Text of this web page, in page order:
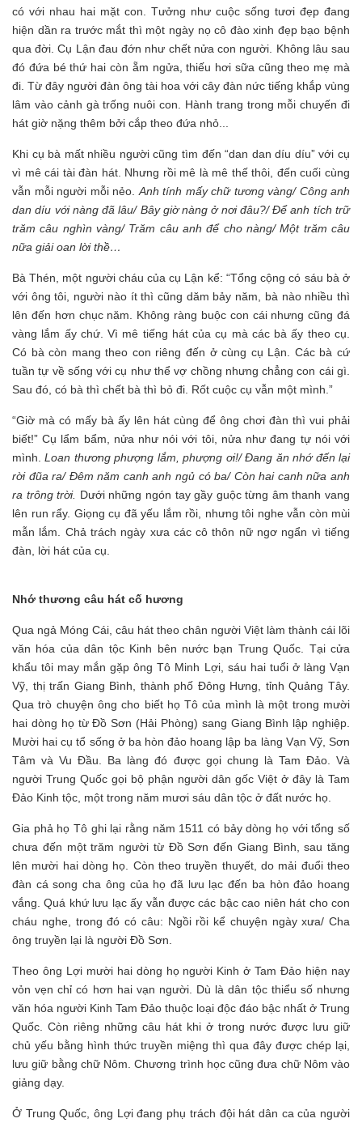
có với nhau hai mặt con. Tưởng như cuộc sống tươi đẹp đang
hiện dần ra trước mắt thì một ngày nọ cô đào xinh đẹp bạo bệnh
qua đời. Cụ Lận đau đớn như chết nửa con người. Không lâu sau
đó đứa bé thứ hai còn ẵm ngửa, thiếu hơi sữa cũng theo mẹ mà
đi. Từ đây người đàn ông tài hoa với cây đàn nức tiếng khắp vùng
lâm vào cảnh gà trống nuôi con. Hành trang trong mỗi chuyến đi
hát giờ nặng thêm bởi cắp theo đứa nhỏ...
Khi cụ bà mất nhiều người cũng tìm đến “dan dan díu díu” với cụ
vì mê cái tài đàn hát. Nhưng rồi mê là mê thế thôi, đến cuối cùng
vẫn mỗi người mỗi nẻo. Anh tính mấy chữ tương vàng/ Công anh
dan díu với nàng đã lâu/ Bây giờ nàng ở nơi đâu?/ Để anh tích trữ
trăm câu nghìn vàng/ Trăm câu anh để cho nàng/ Một trăm câu
nữa giải oan lời thề…
Bà Thén, một người cháu của cụ Lận kể: “Tổng cộng có sáu bà ở
với ông tôi, người nào ít thì cũng dăm bảy năm, bà nào nhiều thì
lên đến hơn chục năm. Không ràng buộc con cái nhưng cũng đá
vàng lắm ấy chứ. Vì mê tiếng hát của cụ mà các bà ấy theo cụ.
Có bà còn mang theo con riêng đến ở cùng cụ Lận. Các bà cứ
tuần tự về sống với cụ như thể vợ chồng nhưng chẳng con cái gì.
Sau đó, có bà thì chết bà thì bỏ đi. Rốt cuộc cụ vẫn một mình.”
“Giờ mà có mấy bà ấy lên hát cùng để ông chơi đàn thì vui phải
biết!” Cụ lẩm bẩm, nửa như nói với tôi, nửa như đang tự nói với
mình.Loan thương phượng lắm, phượng ơi!/ Đang ăn nhớ đến lại
rời đũa ra/ Đêm năm canh anh ngủ có ba/ Còn hai canh nữa anh
ra trông trời. Dưới những ngón tay gầy guộc từng âm thanh vang
lên run rẩy. Giọng cụ đã yếu lắm rồi, nhưng tôi nghe vẫn còn mùi
mẫn lắm. Chả trách ngày xưa các cô thôn nữ ngơ ngẩn vì tiếng
đàn, lời hát của cụ.
Nhớ thương câu hát cố hương
Qua ngả Móng Cái, câu hát theo chân người Việt làm thành cái lõi
văn hóa của dân tộc Kinh bên nước bạn Trung Quốc. Tại cửa
khẩu tôi may mắn gặp ông Tô Minh Lợi, sáu hai tuổi ở làng Vạn
Vỹ, thị trấn Giang Bình, thành phố Đông Hưng, tỉnh Quảng Tây.
Qua trò chuyện ông cho biết họ Tô của mình là một trong mười
hai dòng họ từ Đồ Sơn (Hải Phòng) sang Giang Bình lập nghiệp.
Mười hai cụ tổ sống ở ba hòn đảo hoang lập ba làng Vạn Vỹ, Sơn
Tâm và Vu Đầu. Ba làng đó được gọi chung là Tam Đảo. Và
người Trung Quốc gọi bộ phận người dân gốc Việt ở đây là Tam
Đảo Kinh tộc, một trong năm mươi sáu dân tộc ở đất nước họ.
Gia phả họ Tô ghi lại rằng năm 1511 có bảy dòng họ với tổng số
chưa đến một trăm người từ Đồ Sơn đến Giang Bình, sau tăng
lên mười hai dòng họ. Còn theo truyền thuyết, do mải đuổi theo
đàn cá song cha ông của họ đã lưu lạc đến ba hòn đảo hoang
vắng. Quá khứ lưu lạc ấy vẫn được các bậc cao niên hát cho con
cháu nghe, trong đó có câu: Ngồi rồi kể chuyện ngày xưa/ Cha
ông truyền lại là người Đồ Sơn.
Theo ông Lợi mười hai dòng họ người Kinh ở Tam Đảo hiện nay
vỏn vẹn chỉ có hơn hai vạn người. Dù là dân tộc thiểu số nhưng
văn hóa người Kinh Tam Đảo thuộc loại độc đáo bậc nhất ở Trung
Quốc. Còn riêng những câu hát khi ở trong nước được lưu giữ
chủ yếu bằng hình thức truyền miệng thì qua đây được chép lại,
lưu giữ bằng chữ Nôm. Chương trình học cũng đưa chữ Nôm vào
giảng dạy.
Ở Trung Quốc, ông Lợi đang phụ trách đội hát dân ca của người